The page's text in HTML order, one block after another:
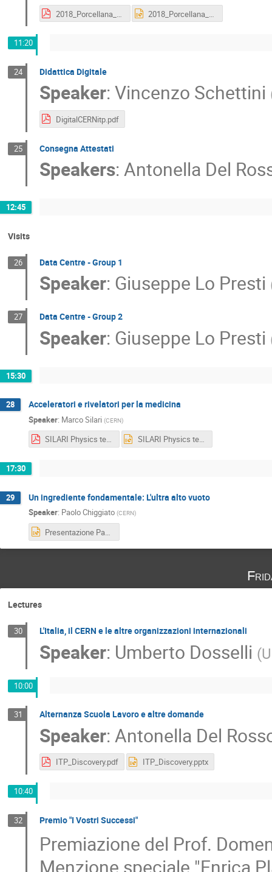
2018_Porcellana_Italian_Teachers_Programme.pdf 2018_Porcellana_Italian_Teachers_Programme.pptx
11:20
24 Didattica Digitale
Speaker:Vincenzo Schettini
DigitalCERNitp.pdf
25 Consegna Attestati
Speakers:Antonella Del
12:45
Visits
26 Data Centre - Group 1
Speaker: Giuseppe Lo Presti
27 Data Centre - Group 2
Speaker: Giuseppe Lo Presti
15:30
28 Acceleratori e rivelatori per la medicina
Speaker: Marco Silari (CERN)
SILARI Physics teachers lecture 2018.pdf SILARI Physics teachers lecture 2018.pptx
17:30
29 Un ingrediente fondamentale: L'ultra alto vuoto
Speaker: Paolo Chiggiato (CERN)
Presentazione Paolo Chiggiato.pptx
Lectures
30 L'Italia, il CERN e le altre organizzazioni internazionali
Speaker: Umberto Dosselli (
10:00
31 Alternanza Scuola Lavoro e altre domande
Speaker:Antonella Del
ITP_Discovery.pdf ITP_Discovery.pptx
10:40
32 Premio "I Vostri Successi"
Premiazione del Prof.